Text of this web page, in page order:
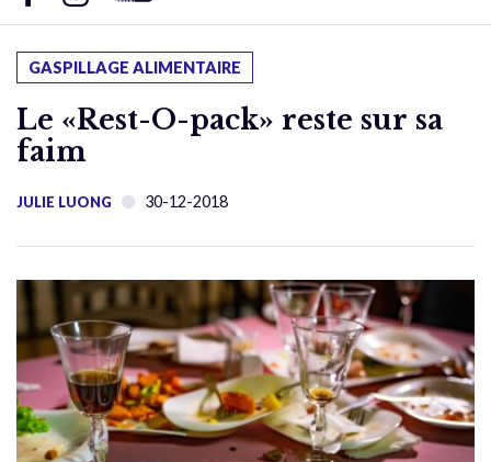
GASPILLAGE ALIMENTAIRE
Le «Rest-O-pack» reste sur sa
faim
JULIE LUONG 30-12-2018